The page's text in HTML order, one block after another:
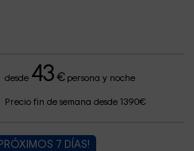
desde 43 €persona y noche
Precio fin de semana desde 1390€
7 DÍAS!